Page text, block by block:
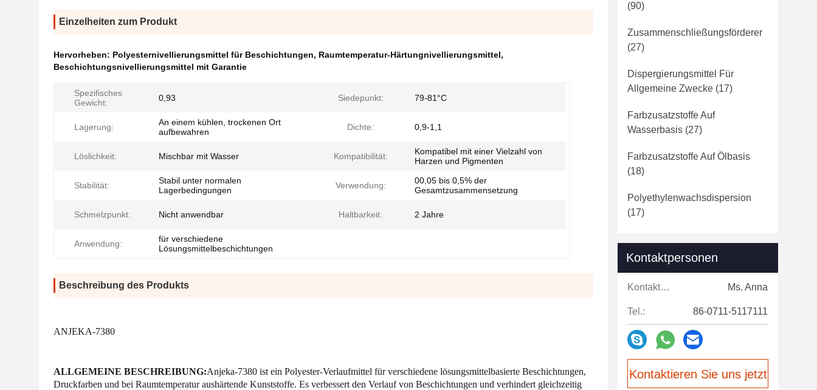
Einzelheiten zum Produkt
Hervorheben: Polyesternivellierungsmittel für Beschichtungen, Raumtemperatur-Härtungnivellierungsmittel,
Beschichtungsnivellierungsmittel mit Garantie
Spezifisches
Gewicht:
0,93 Siedepunkt: 79-81°C
Lagerung:
An einem kühlen, trockenen Ort
aufbewahren
Dichte: 0,9-1,1
Löslichkeit: Mischbar mit Wasser Kompatibilität:
Kompatibel mit einer Vielzahl von
Harzen und Pigmenten
Stabilität:
Stabil unter normalen
Lagerbedingungen
Verwendung:
00,05 bis 0,5% der
Gesamtzusammensetzung
Schmelzpunkt: Nicht anwendbar Haltbarkeit: 2 Jahre
Anwendung:
für verschiedene
Lösungsmittelbeschichtungen
Beschreibung des Produkts
ANJEKA-7380
ALLGEMEINE BESCHREIBUNG:Anjeka-7380 ist ein Polyester-Verlaufmittel für verschiedene lösungsmittelbasierte Beschichtungen,
Druckfarben und bei Raumtemperatur aushärtende Kunststoffe. Es verbessert den Verlauf von Beschichtungen und verhindert gleichzeitig
(90)
Zusammenschließungsförderer
(27)
Dispergierungsmittel Für
Allgemeine Zwecke (17)
Farbzusatzstoffe Auf
Wasserbasis (27)
Farbzusatzstoffe Auf Ölbasis
(18)
Polyethylenwachsdispersion
(17)
Kontaktpersonen
Kontaktpersonen: Ms. Anna
Tel.: 86-0711-5117111
Kontaktieren Sie uns jetzt